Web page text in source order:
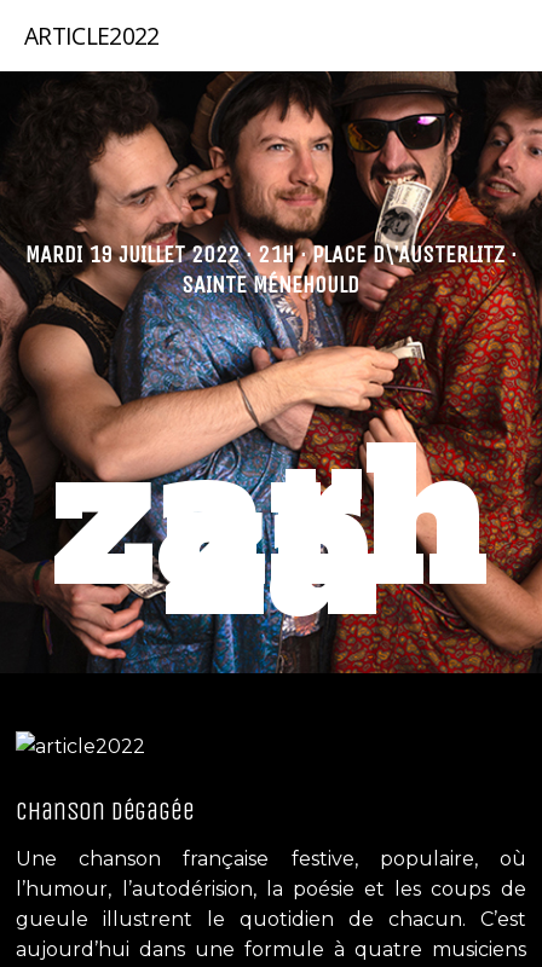
ARTICLE2022
MARDI 19 JUILLET 2022 · 21H · PLACE D\’AUSTERLITZ ·
SAINTE MÉNEHOULD
zarh
zä
chanson dégagée
Une chanson française festive, populaire, où
l’humour, l’autodérision, la poésie et les coups de
gueule illustrent le quotidien de chacun. C’est
aujourd’hui dans une formule à quatre musiciens